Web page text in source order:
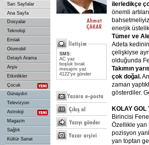
Sarı Sayfalar
Ana Sayfa
Dosyalar
Teknoloji
Emlak
Otomobil
Detaylı Arama
Arşiv
Etkinlikler
Çocuk
Günaydın
Televizyon
Astroloji
Magazin
Sağlık
Kültür Sanat
SMS:
AC yaz
boşluk bırak
mesajını yaz
4122'ye gönder
ilerledikçe
önemli
enerjik
Tümer ve
Adeta
çelişkiyse
olduğunda
Takımın
çok doğal.
zaman
gösterdiler.
KOLAY GOL
Birincisi
Özellikle yan
pozisyon
yan toptan